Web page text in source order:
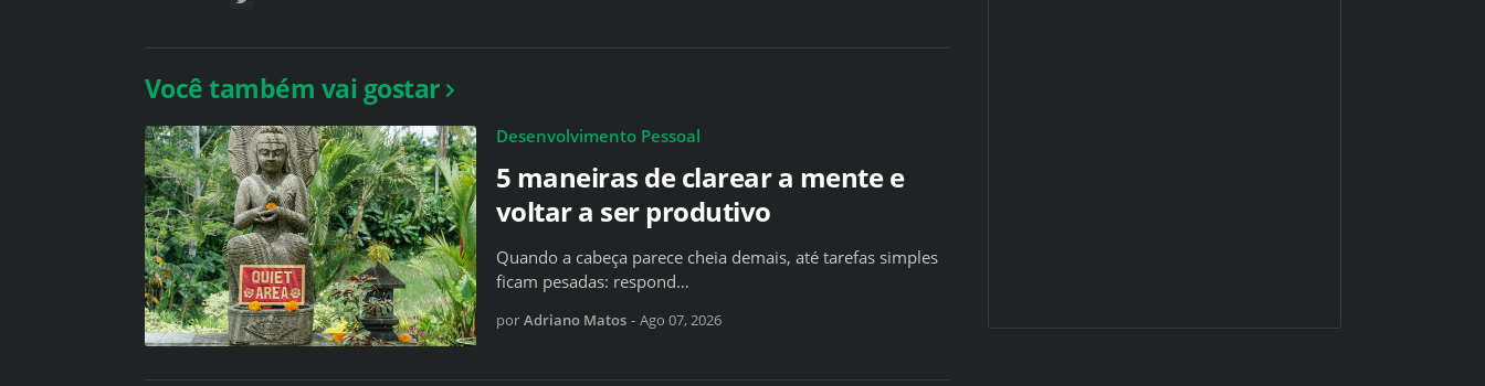
Você também vai gostar
Desenvolvimento Pessoal
5 maneiras de clarear a mente e
voltar a ser produtivo
Quando a cabeça parece cheia demais, até tarefas simples
ficam pesadas: respond…
por Adriano Matos - Ago 07, 2026